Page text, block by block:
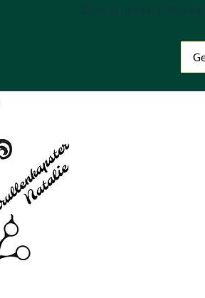
Deel je mening. Wees